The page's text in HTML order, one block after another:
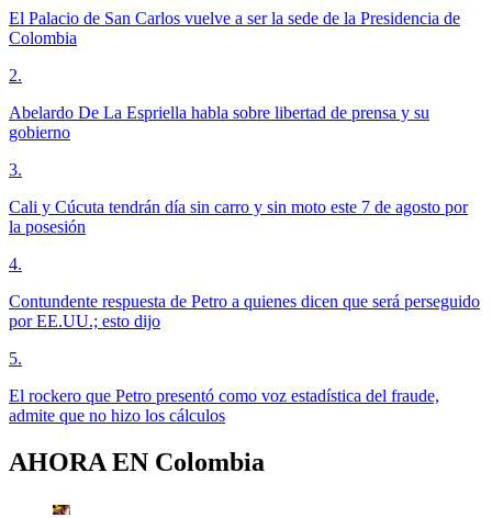
El Palacio de San Carlos vuelve a ser la sede de la Presidencia de
Colombia
2.
Abelardo De La Espriella habla sobre libertad de prensa y su
gobierno
3.
Cali y Cúcuta tendrán día sin carro y sin moto este 7 de agosto por
la posesión
4.
Contundente respuesta de Petro a quienes dicen que será perseguido
por EE.UU.; esto dijo
5.
El rockero que Petro presentó como voz estadística del fraude,
admite que no hizo los cálculos
AHORA EN Colombia